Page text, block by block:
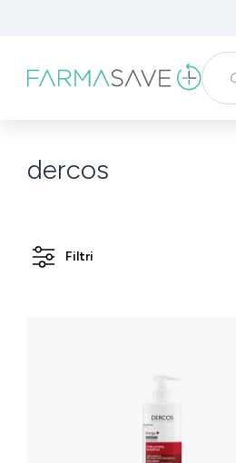
Passa alla navigazione principale
dercos
Filtri